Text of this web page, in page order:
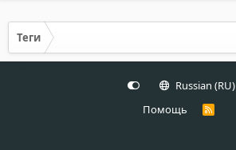
Теги
Russian (RU)
Помощь
R